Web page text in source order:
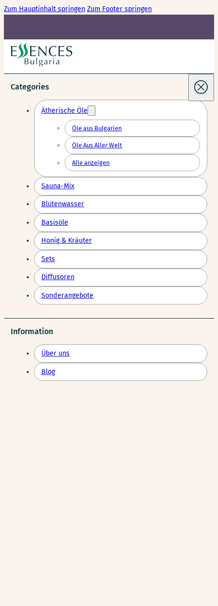
Zum Hauptinhalt springen Zum Footer springen
Categories
Ätherische Öle
Öle aus Bulgarien
Öle Aus Aller Welt
Alle anzeigen
Sauna-Mix
Blütenwasser
Basisöle
Honig & Kräuter
Sets
Diffusoren
Sonderangebote
Information
Über uns
Blog